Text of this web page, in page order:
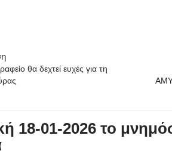
θα δεχτεί ευχές για τη
18-01-2026 το